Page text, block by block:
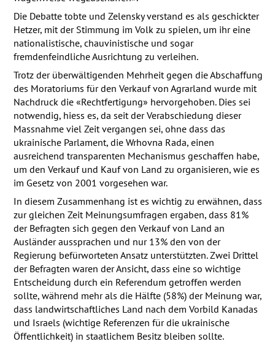
Die Debatte tobte und Zelensky verstand es als geschickter
Hetzer, mit der Stimmung im Volk zu spielen, um ihr eine
nationalistische, chauvinistische und sogar
fremdenfeindliche Ausrichtung zu verleihen.
Trotz der überwältigenden Mehrheit gegen die Abschaffung
des Moratoriums für den Verkauf von Agrarland wurde mit
Nachdruck die «Rechtfertigung» hervorgehoben. Dies sei
notwendig, hiess es, da seit der Verabschiedung dieser
Massnahme viel Zeit vergangen sei, ohne dass das
ukrainische Parlament, die Wrhovna Rada, einen
ausreichend transparenten Mechanismus geschaffen habe,
um den Verkauf und Kauf von Land zu organisieren, wie es
im Gesetz von 2001 vorgesehen war.
In diesem Zusammenhang ist es wichtig zu erwähnen, dass
zur gleichen Zeit Meinungsumfragen ergaben, dass 81%
der Befragten sich gegen den Verkauf von Land an
Ausländer aussprachen und nur 13% den von der
Regierung befürworteten Ansatz unterstützten. Zwei Drittel
der Befragten waren der Ansicht, dass eine so wichtige
Entscheidung durch ein Referendum getroffen werden
sollte, während mehr als die Hälfte (58%) der Meinung war,
dass landwirtschaftliches Land nach dem Vorbild Kanadas
und Israels (wichtige Referenzen für die ukrainische
Öffentlichkeit) in staatlichem Besitz bleiben sollte.